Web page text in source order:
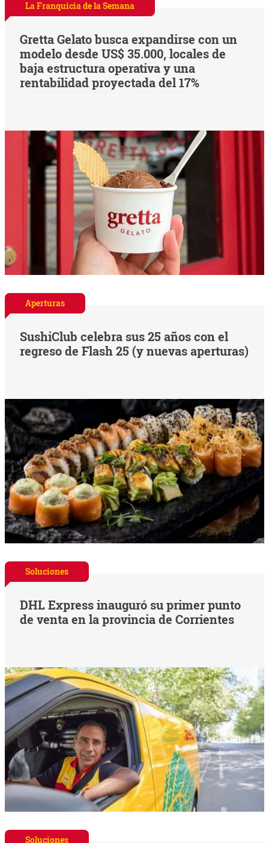
La Franquicia de la Semana
Gretta Gelato busca expandirse con un
modelo desde US$ 35.000, locales de
baja estructura operativa y una
rentabilidad proyectada del 17%
Aperturas
SushiClub celebra sus 25 años con el
regreso de Flash 25 (y nuevas aperturas)
Soluciones
DHL Express inauguró su primer punto
de venta en la provincia de Corrientes
Soluciones